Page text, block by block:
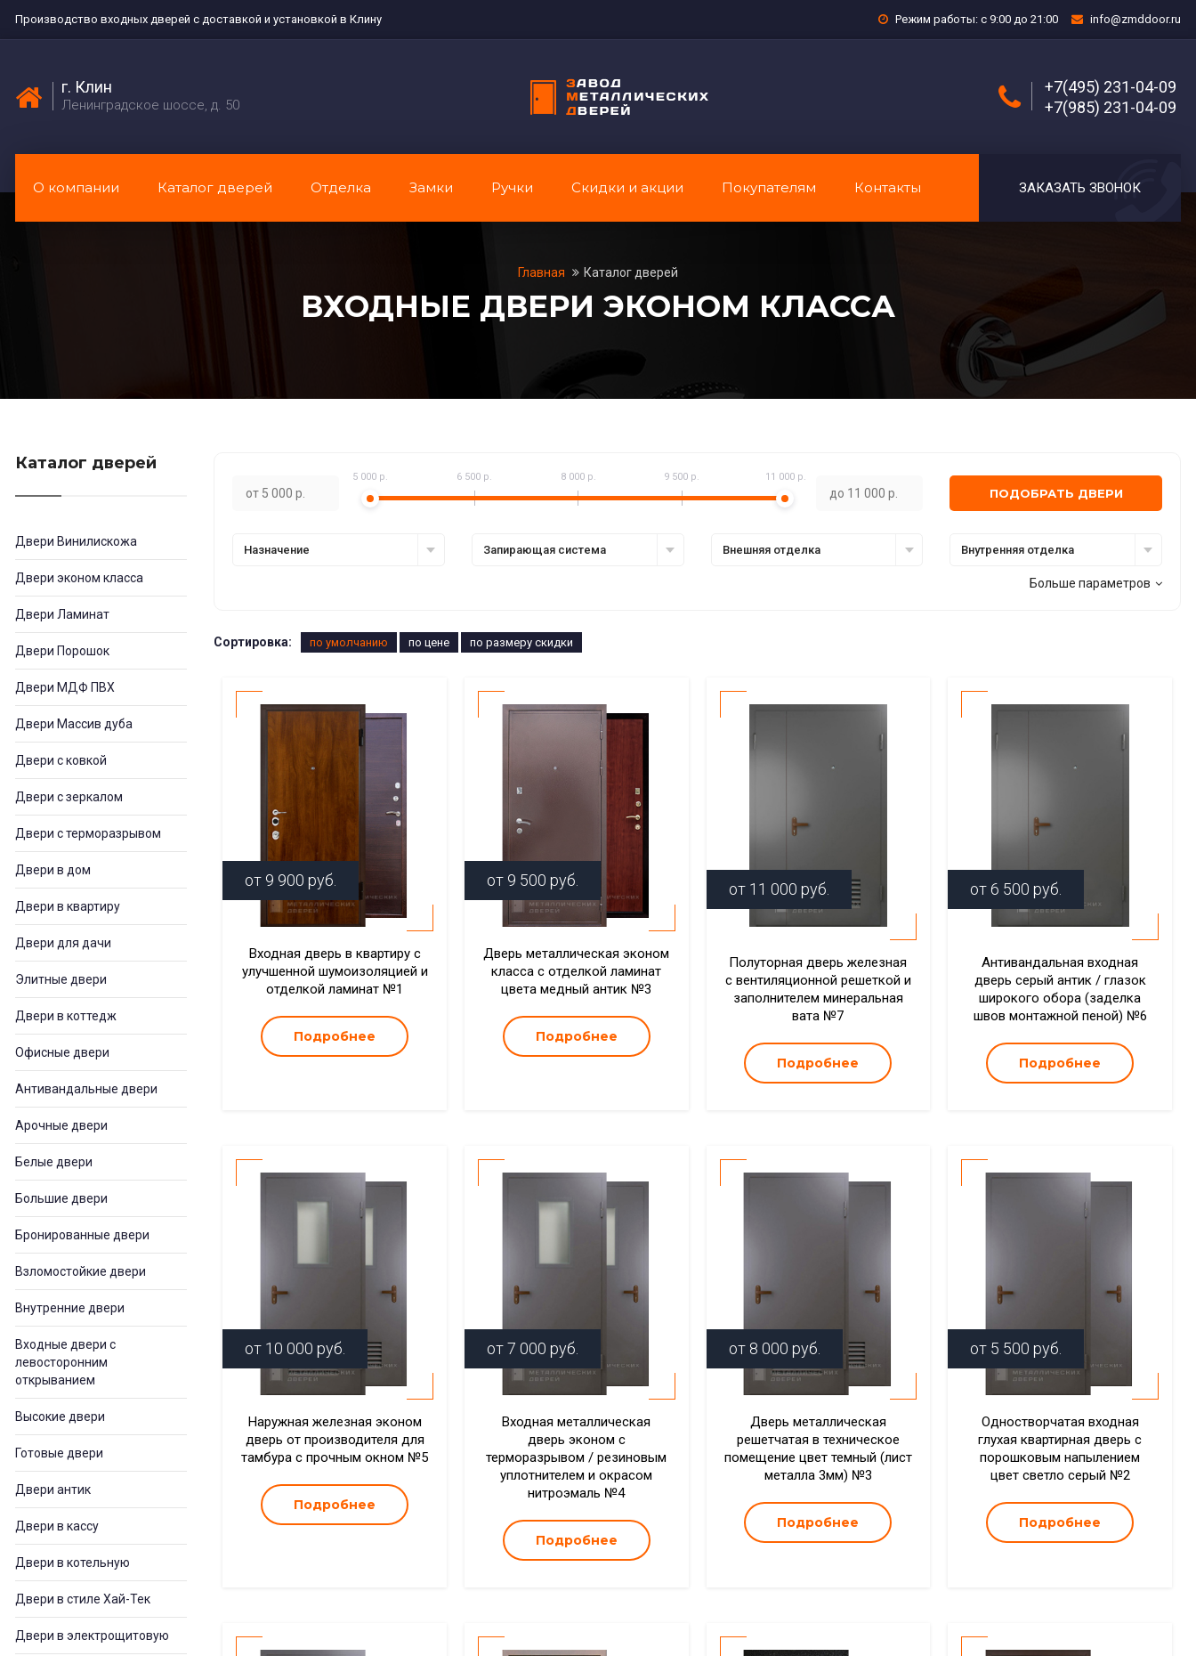
Производство входных дверей с доставкой и установкой в Клину Режим работы: с 9:00 до 21:00 info@zmddoor.ru
г. Клин
Ленинградское шоссе, д. 50
+7(495) 231-04-09
+7(985) 231-04-09
О компании Каталог дверей Отделка Замки Ручки Скидки и акции Покупателям Контакты ЗАКАЗАТЬ ЗВОНОК
Главная Каталог дверей
ВХОДНЫЕ ДВЕРИ ЭКОНОМ КЛАССА
Каталог дверей
Двери Винилискожа
Двери эконом класса
Двери Ламинат
Двери Порошок
Двери МДФ ПВХ
Двери Массив дуба
Двери с ковкой
Двери с зеркалом
Двери с терморазрывом
Двери в дом
Двери в квартиру
Двери для дачи
Элитные двери
Двери в коттедж
Офисные двери
Антивандальные двери
Арочные двери
Белые двери
Большие двери
Бронированные двери
Взломостойкие двери
Внутренние двери
Входные двери с
левосторонним
открыванием
Высокие двери
Готовые двери
Двери антик
Двери в кассу
Двери в котельную
Двери в стиле Хай-Тек
Двери в электрощитовую
5 000 р. 6 500 р. 8 000 р. 9 500 р. 11 000 р.
ПОДОБРАТЬ ДВЕРИ
Назначение Запирающая система Внешняя отделка Внутренняя отделка
Больше параметров
Сортировка: по умолчанию по цене по размеру скидки
от 9 900 руб.
Входная дверь в квартиру с
улучшенной шумоизоляцией и
отделкой ламинат №1
Подробнее
от 9 500 руб.
Дверь металлическая эконом
класса с отделкой ламинат
цвета медный антик №3
Подробнее
от 11 000 руб.
Полуторная дверь железная
с вентиляционной решеткой и
заполнителем минеральная
вата №7
Подробнее
от 6 500 руб.
Антивандальная входная
дверь серый антик / глазок
широкого обора (заделка
швов монтажной пеной) №6
Подробнее
от 10 000 руб.
Наружная железная эконом
дверь от производителя для
тамбура с прочным окном №5
Подробнее
от7 000 руб.
Входная металлическая
дверь эконом с
терморазрывом / резиновым
уплотнителем и окрасом
нитроэмаль №4
Подробнее
от 8 000 руб.
Дверь металлическая
решетчатая в техническое
помещение цвет темный (лист
металла 3мм) №3
Подробнее
от 5 500 руб.
Одностворчатая входная
глухая квартирная дверь с
порошковым напылением
цвет светло серый №2
Подробнее